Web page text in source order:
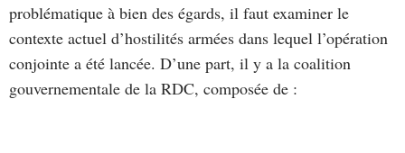
problématique à bien des égards, il faut examiner le
contexte actuel d’hostilités armées dans lequel l’opération
conjointe a été lancée. D’une part, il y a la coalition
gouvernementale de la RDC, composée de :